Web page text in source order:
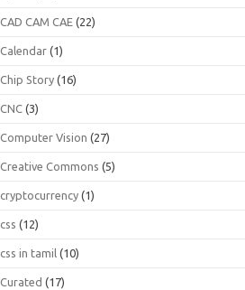
CAD CAM CAE (22)
Calendar (1)
Chip Story (16)
CNC (3)
Computer Vision (27)
Creative Commons (5)
cryptocurrency (1)
css (12)
css in tamil (10)
Curated (17)